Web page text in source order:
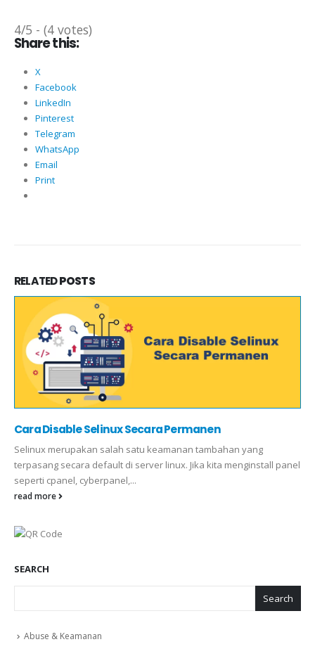
4/5 - (4 votes)
Share this:
X
Facebook
LinkedIn
Pinterest
Telegram
WhatsApp
Email
Print
RELATEDPOSTS
Cara Disable Selinux Secara Permanen
Selinux merupakan salah satu keamanan tambahan yang
terpasang secara default di server linux. Jika kita menginstall panel
seperti cpanel, cyberpanel,...
read more
SEARCH
Search
Abuse & Keamanan